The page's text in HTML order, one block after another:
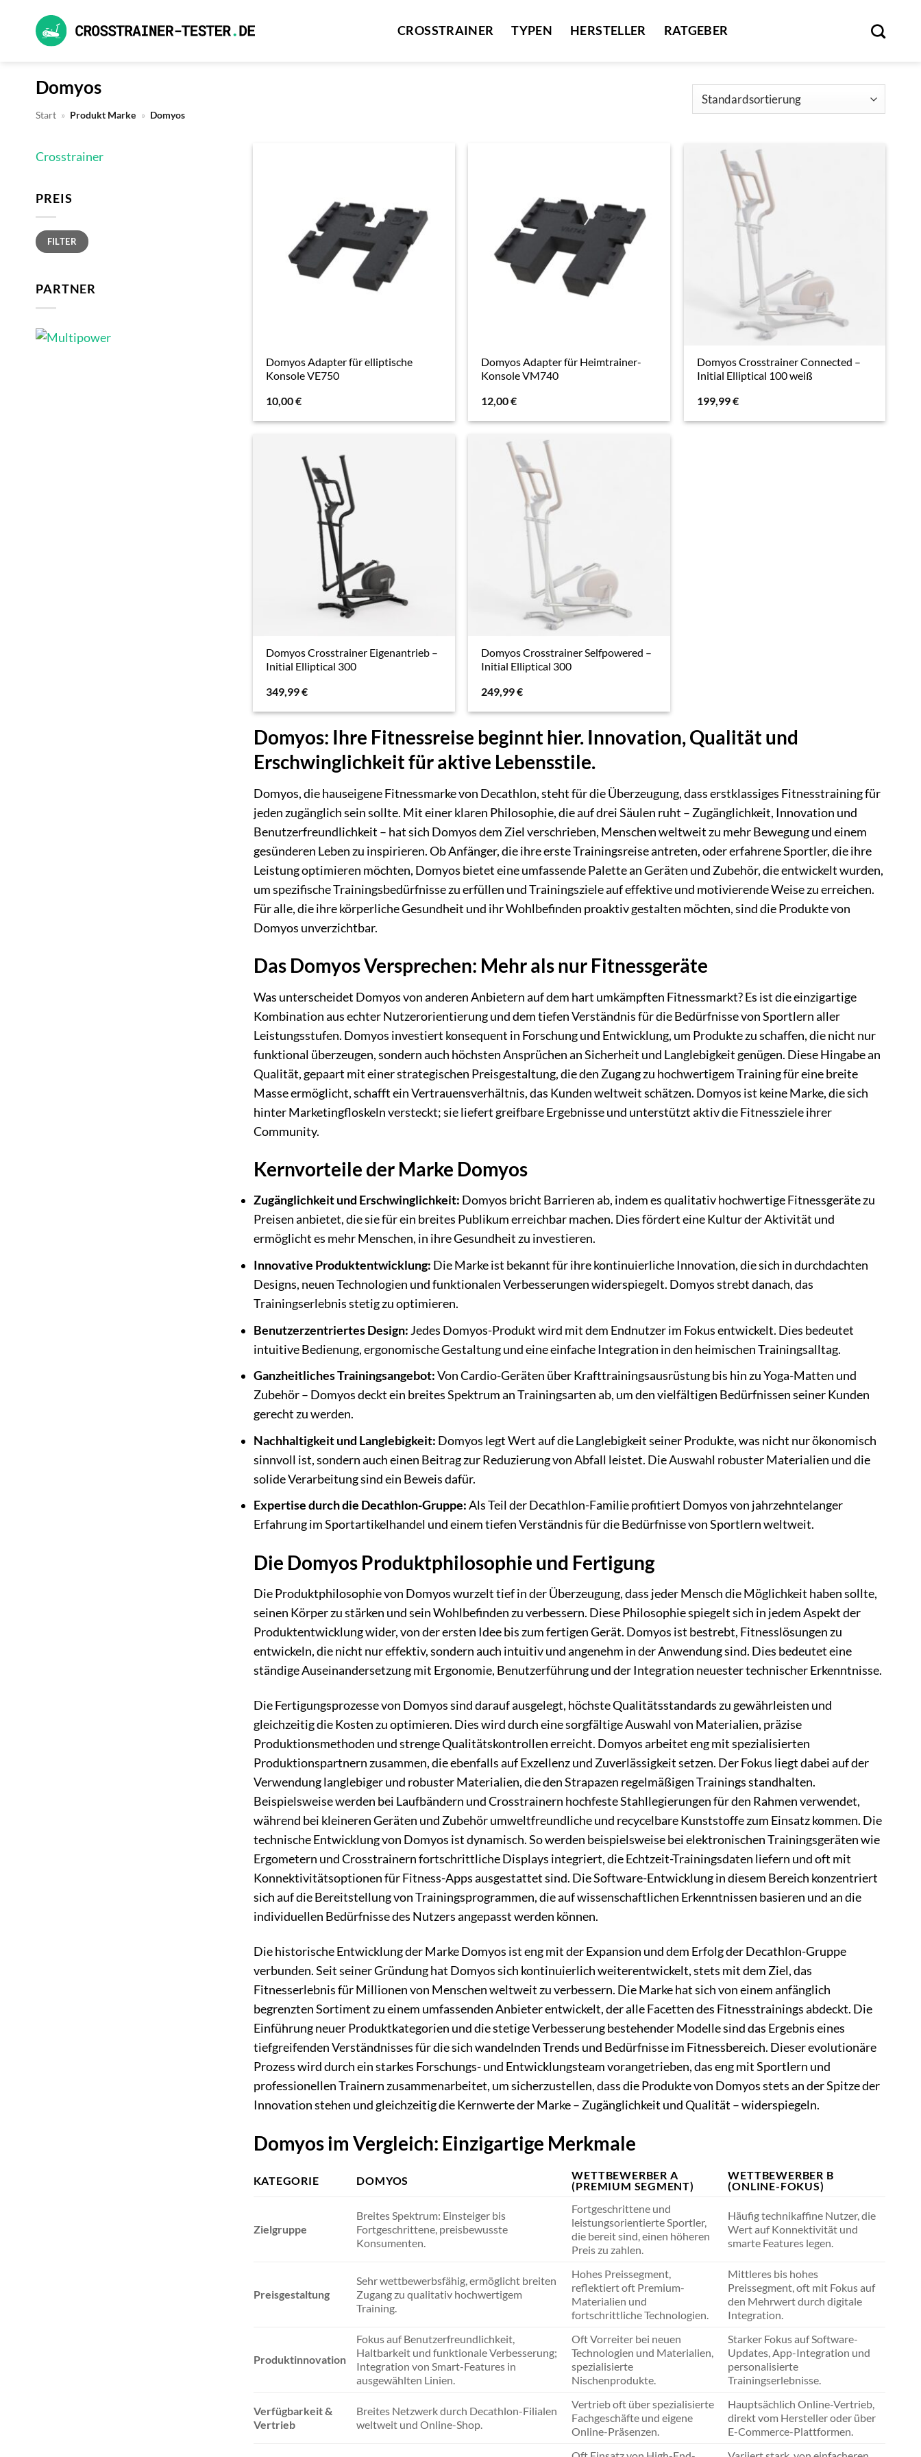
springen
CROSSTRAINER TYPEN HERSTELLER RATGEBER
Domyos
Start » Produkt Marke » Domyos
Crosstrainer
PREIS
Min.
Preis
Max.
PreisFILTER
PARTNER
Domyos Adapter für elliptische
Konsole VE750
10,00€
Domyos Adapter für Heimtrainer-
Konsole VM740
12,00€
Domyos Crosstrainer Connected –
Initial Elliptical 100 weiß
199,99€
Domyos Crosstrainer Eigenantrieb –
Initial Elliptical 300
349,99€
Domyos Crosstrainer Selfpowered –
Initial Elliptical 300
249,99€
Domyos: Ihre Fitnessreise beginnt hier. Innovation, Qualität und
Erschwinglichkeit für aktive Lebensstile.
Domyos, die hauseigene Fitnessmarke von Decathlon, steht für die Überzeugung, dass erstklassiges Fitnesstraining für
jeden zugänglich sein sollte. Mit einer klaren Philosophie, die auf drei Säulen ruht – Zugänglichkeit, Innovation und
Benutzerfreundlichkeit – hat sich Domyos dem Ziel verschrieben, Menschen weltweit zu mehr Bewegung und einem
gesünderen Leben zu inspirieren. Ob Anfänger, die ihre erste Trainingsreise antreten, oder erfahrene Sportler, die ihre
Leistung optimieren möchten, Domyos bietet eine umfassende Palette an Geräten und Zubehör, die entwickelt wurden,
um spezifische Trainingsbedürfnisse zu erfüllen und Trainingsziele auf effektive und motivierende Weise zu erreichen.
Für alle, die ihre körperliche Gesundheit und ihr Wohlbefinden proaktiv gestalten möchten, sind die Produkte von
Domyos unverzichtbar.
Das Domyos Versprechen: Mehr als nur Fitnessgeräte
Was unterscheidet Domyos von anderen Anbietern auf dem hart umkämpften Fitnessmarkt? Es ist die einzigartige
Kombination aus echter Nutzerorientierung und dem tiefen Verständnis für die Bedürfnisse von Sportlern aller
Leistungsstufen. Domyos investiert konsequent in Forschung und Entwicklung, um Produkte zu schaffen, die nicht nur
funktional überzeugen, sondern auch höchsten Ansprüchen an Sicherheit und Langlebigkeit genügen. Diese Hingabe an
Qualität, gepaart mit einer strategischen Preisgestaltung, die den Zugang zu hochwertigem Training für eine breite
Masse ermöglicht, schafft ein Vertrauensverhältnis, das Kunden weltweit schätzen. Domyos ist keine Marke, die sich
hinter Marketingfloskeln versteckt; sie liefert greifbare Ergebnisse und unterstützt aktiv die Fitnessziele ihrer
Community.
Kernvorteile der Marke Domyos
Zugänglichkeit und Erschwinglichkeit: Domyos bricht Barrieren ab, indem es qualitativ hochwertige Fitnessgeräte zu
Preisen anbietet, die sie für ein breites Publikum erreichbar machen. Dies fördert eine Kultur der Aktivität und
ermöglicht es mehr Menschen, in ihre Gesundheit zu investieren.
Innovative Produktentwicklung: Die Marke ist bekannt für ihre kontinuierliche Innovation, die sich in durchdachten
Designs, neuen Technologien und funktionalen Verbesserungen widerspiegelt. Domyos strebt danach, das
Trainingserlebnis stetig zu optimieren.
Benutzerzentriertes Design: Jedes Domyos-Produkt wird mit dem Endnutzer im Fokus entwickelt. Dies bedeutet
intuitive Bedienung, ergonomische Gestaltung und eine einfache Integration in den heimischen Trainingsalltag.
Ganzheitliches Trainingsangebot:Von Cardio-Geräten über Krafttrainingsausrüstung bis hin zu Yoga-Matten und
Zubehör – Domyos deckt ein breites Spektrum an Trainingsarten ab, um den vielfältigen Bedürfnissen seiner Kunden
gerecht zu werden.
Nachhaltigkeit und Langlebigkeit: Domyos legt Wert auf die Langlebigkeit seiner Produkte, was nicht nur ökonomisch
sinnvoll ist, sondern auch einen Beitrag zur Reduzierung von Abfall leistet. Die Auswahl robuster Materialien und die
solide Verarbeitung sind ein Beweis dafür.
Expertise durch die Decathlon-Gruppe:Als Teil der Decathlon-Familie profitiert Domyos von jahrzehntelanger
Erfahrung im Sportartikelhandel und einem tiefen Verständnis für die Bedürfnisse von Sportlern weltweit.
Die Domyos Produktphilosophie und Fertigung
Die Produktphilosophie von Domyos wurzelt tief in der Überzeugung, dass jeder Mensch die Möglichkeit haben sollte,
seinen Körper zu stärken und sein Wohlbefinden zu verbessern. Diese Philosophie spiegelt sich in jedem Aspekt der
Produktentwicklung wider, von der ersten Idee bis zum fertigen Gerät. Domyos ist bestrebt, Fitnesslösungen zu
entwickeln, die nicht nur effektiv, sondern auch intuitiv und angenehm in der Anwendung sind. Dies bedeutet eine
ständige Auseinandersetzung mit Ergonomie, Benutzerführung und der Integration neuester technischer Erkenntnisse.
Die Fertigungsprozesse von Domyos sind darauf ausgelegt, höchste Qualitätsstandards zu gewährleisten und
gleichzeitig die Kosten zu optimieren. Dies wird durch eine sorgfältige Auswahl von Materialien, präzise
Produktionsmethoden und strenge Qualitätskontrollen erreicht. Domyos arbeitet eng mit spezialisierten
Produktionspartnern zusammen, die ebenfalls auf Exzellenz und Zuverlässigkeit setzen. Der Fokus liegt dabei auf der
Verwendung langlebiger und robuster Materialien, die den Strapazen regelmäßigen Trainings standhalten.
Beispielsweise werden bei Laufbändern und Crosstrainern hochfeste Stahllegierungen für den Rahmen verwendet,
während bei kleineren Geräten und Zubehör umweltfreundliche und recycelbare Kunststoffe zum Einsatz kommen. Die
technische Entwicklung von Domyos ist dynamisch. So werden beispielsweise bei elektronischen Trainingsgeräten wie
Ergometern und Crosstrainern fortschrittliche Displays integriert, die Echtzeit-Trainingsdaten liefern und oft mit
Konnektivitätsoptionen für Fitness-Apps ausgestattet sind. Die Software-Entwicklung in diesem Bereich konzentriert
sich auf die Bereitstellung von Trainingsprogrammen, die auf wissenschaftlichen Erkenntnissen basieren und an die
individuellen Bedürfnisse des Nutzers angepasst werden können.
Die historische Entwicklung der Marke Domyos ist eng mit der Expansion und dem Erfolg der Decathlon-Gruppe
verbunden. Seit seiner Gründung hat Domyos sich kontinuierlich weiterentwickelt, stets mit dem Ziel, das
Fitnesserlebnis für Millionen von Menschen weltweit zu verbessern. Die Marke hat sich von einem anfänglich
begrenzten Sortiment zu einem umfassenden Anbieter entwickelt, der alle Facetten des Fitnesstrainings abdeckt. Die
Einführung neuer Produktkategorien und die stetige Verbesserung bestehender Modelle sind das Ergebnis eines
tiefgreifenden Verständnisses für die sich wandelnden Trends und Bedürfnisse im Fitnessbereich. Dieser evolutionäre
Prozess wird durch ein starkes Forschungs- und Entwicklungsteam vorangetrieben, das eng mit Sportlern und
professionellen Trainern zusammenarbeitet, um sicherzustellen, dass die Produkte von Domyos stets an der Spitze der
Innovation stehen und gleichzeitig die Kernwerte der Marke – Zugänglichkeit und Qualität – widerspiegeln.
Domyos im Vergleich: Einzigartige Merkmale
KATEGORIE DOMYOS
WETTBEWERBER A
(PREMIUM SEGMENT)
WETTBEWERBER B
(ONLINE-FOKUS)
Zielgruppe
Breites Spektrum: Einsteiger bis
Fortgeschrittene, preisbewusste
Konsumenten.
Fortgeschrittene und
leistungsorientierte Sportler,
die bereit sind, einen höheren
Preis zu zahlen.
Häufig technikaffine Nutzer, die
Wert auf Konnektivität und
smarte Features legen.
Preisgestaltung
Sehr wettbewerbsfähig, ermöglicht breiten
Zugang zu qualitativ hochwertigem
Training.
Hohes Preissegment,
reflektiert oft Premium-
Materialien und
fortschrittliche Technologien.
Mittleres bis hohes
Preissegment, oft mit Fokus auf
den Mehrwert durch digitale
Integration.
Produktinnovation
Fokus auf Benutzerfreundlichkeit,
Haltbarkeit und funktionale Verbesserung;
Integration von Smart-Features in
ausgewählten Linien.
Oft Vorreiter bei neuen
Technologien und Materialien,
spezialisierte
Nischenprodukte.
Starker Fokus auf Software-
Updates, App-Integration und
personalisierte
Trainingserlebnisse.
Verfügbarkeit &
Vertrieb
Breites Netzwerk durch Decathlon-Filialen
weltweit und Online-Shop.
Vertrieb oft über spezialisierte
Fachgeschäfte und eigene
Online-Präsenzen.
Hauptsächlich Online-Vertrieb,
direkt vom Hersteller oder über
E-Commerce-Plattformen.